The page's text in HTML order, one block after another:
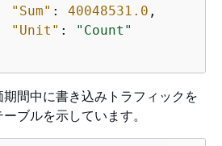
"Sum" : 40048531.0 ,
"Unit" :
"Count"
間中に書き込みトラフィックを
ブルを示しています。